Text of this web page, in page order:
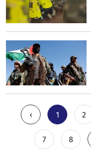
‹ 1 2
7 8